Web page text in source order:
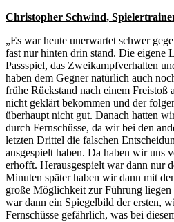
Christopher Schwind,
„Es war heute unerwartet schwer
fast nur hinten drin stand. Die eigene
Passspiel, das Zweikampfverhalten
haben dem Gegner natürlich auch
frühe Rückstand nach einem Freistoß
nicht geklärt bekommen und der
überhaupt nicht gut. Danach hatten
durch Fernschüsse, da wir bei den
letzten Drittel die falschen
ausgespielt haben. Da haben wir uns
erhofft. Herausgespielt war dann nur
Minuten später haben wir dann mit
große Möglichkeit zur Führung
war dann ein Spiegelbild der ersten,
Fernschüsse gefährlich, was bei